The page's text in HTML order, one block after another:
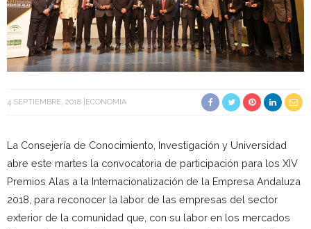
4 SEPTIEMBRE, 2018 ECONOMIA
La Consejería de Conocimiento, Investigación y Universidad
abre este martes la convocatoria de participación para los XIV
Premios Alas a la Internacionalización de la Empresa Andaluza
2018, para reconocer la labor de las empresas del sector
exterior de la comunidad que, con su labor en los mercados